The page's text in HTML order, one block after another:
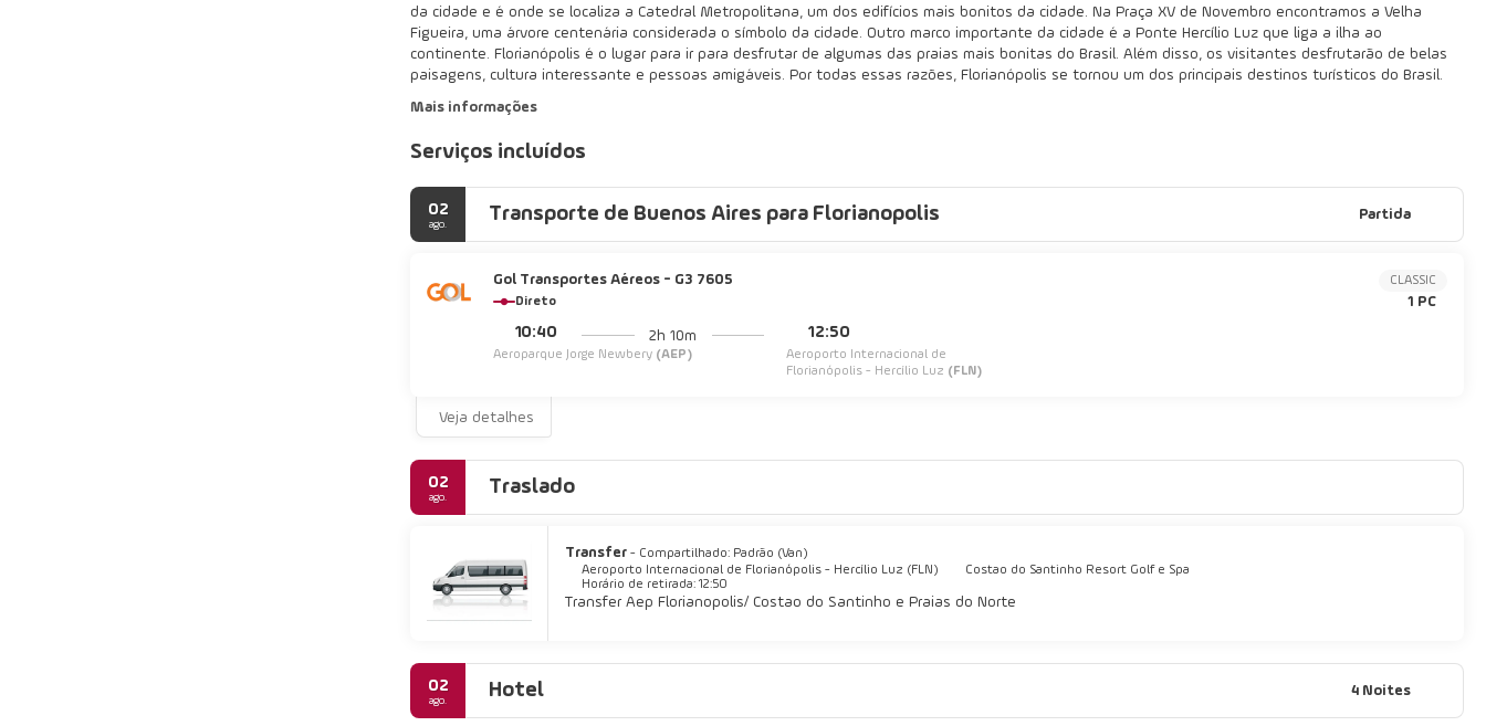
da cidade e é onde se localiza a Catedral Metropolitana, um dos edifícios mais bonitos da cidade. Na Praça XV de Novembro encontramos a Velha
Figueira, uma árvore centenária considerada o símbolo da cidade. Outro marco importante da cidade é a Ponte Hercílio Luz que liga a ilha ao
continente. Florianópolis é o lugar para ir para desfrutar de algumas das praias mais bonitas do Brasil. Além disso, os visitantes desfrutarão de belas
paisagens, cultura interessante e pessoas amigáveis. Por todas essas razões, Florianópolis se tornou um dos principais destinos turísticos do Brasil.
Mais informações
Serviços incluídos
02
ago. Transporte de Buenos Aires para Florianopolis Partida
Gol Transportes Aéreos - G3 7605
Direto
10:40
Aeroparque Jorge Newbery (AEP)
2h 10m 12:50
Aeroporto Internacional de
Florianópolis - Hercílio Luz (FLN)
CLASSIC
1 PC
Veja detalhes
02
ago. Traslado
Transfer - Compartilhado: Padrão (Van)
Aeroporto Internacional de Florianópolis - Hercílio Luz (FLN)
Costao do Santinho Resort Golf e Spa
Horário de retirada: 12:50
Transfer Aep Florianopolis/ Costao do Santinho e Praias do Norte
02
ago. Hotel 4 Noites